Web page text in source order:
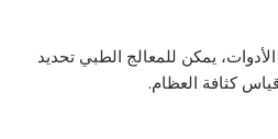
يمكن للمعالج الطبي تحديد
كثافة العظام.